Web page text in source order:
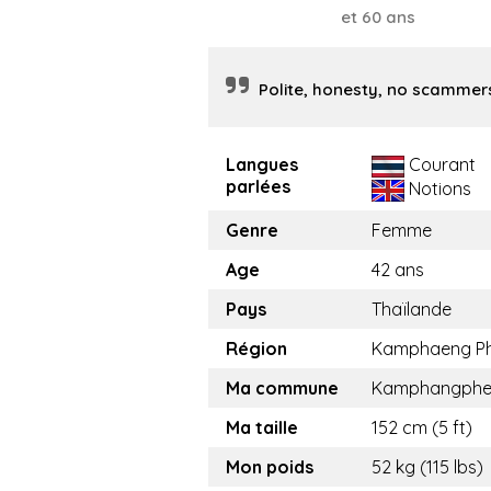
et 60 ans
Polite, honesty, no
Langues
parlées
Courant
Notions
Genre
Femme
Age
42 ans
Pays
Thaïlande
Région
Kamphaeng
Ma commune
Ma taille
152 cm (5 ft)
Mon poids
52 kg (115 lbs)